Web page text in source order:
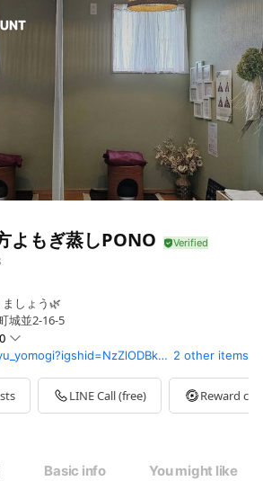
よもぎ蒸しPONO
しょう🌿
城並2-16-5
instagram.com/ponoayu_yomogi?igshid=NzZlODBkYWE4Ng== 2 other items
LINE Call (free) Reward
Basic info You might like